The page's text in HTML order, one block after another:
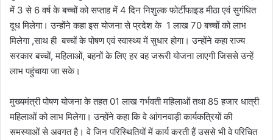
में 3 से 6 वर्ष के बच्चों को सप्ताह में 4 दिन निशुल्क फोर्टीफाइड मीठा एवं सुगंधित
दूध मिलेगा। उन्होंने कहा इस योजना से प्रदेश के 1 लाख 70 बच्चों को लाभ
मिलेगा ,साथ ही बच्चों के पोषण एवं स्वास्थ्य में सुधार होगा। उन्होंने कहा राज्य
सरकार बच्चों, महिलाओं, बहनों के लिए हर वह जरूरी योजना लाएगी जिससे उन्हें
लाभ पहुंचाया जा सके।
मुख्यमंत्री पोषण योजना के तहत 01 लाख गर्भवती महिलाओं तथा 85 हजार धात्री
महिलाओं को लाभ मिलेगा। उन्होंने कहा कि वे आंगनवाड़ी कार्यकत्रियों की
समस्याओं से अवगत है। वे जिन परिस्थितियों में कार्य करती हैं उससे भी वे परिचित